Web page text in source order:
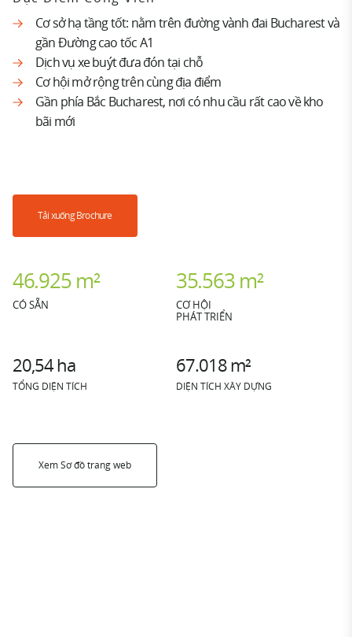
Cơ sở hạ tầng tốt: nằm trên đường vành đai Bucharest và
gần Đường cao tốc A1
Dịch vụ xe buýt đưa đón tại chỗ
Cơ hội mở rộng trên cùng địa điểm
Gần phía Bắc Bucharest, nơi có nhu cầu rất cao về kho
bãi mới
Tải xuống Brochure
46.925 m²
CÓ SẴN
35.563 m²
CƠ HỘI
PHÁT TRIỂN
20,54 ha
TỔNG DIỆN TÍCH
67.018 m²
DIỆN TÍCH XÂY DỰNG
Xem Sơ đồ trang web